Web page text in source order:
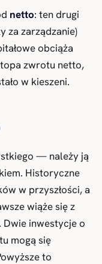
netto: ten drugi
za zarządzanie)
obciąża
zwrotu netto,
w kieszeni.
— należy ją
Historyczne
w przyszłości, a
wiąże się z
inwestycje o
mogą się
to